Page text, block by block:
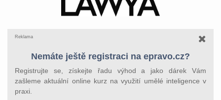
Reklama
Nemáte ještě registraci na epravo.cz?
Registrujte se, získejte řadu výhod a jako dárek Vám
zašleme aktuální online kurz na využití umělé inteligence v
praxi.